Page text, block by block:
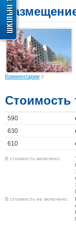
Комментарии 0
Стоимость
590
630
610
В стоимость включено:
В стоимость не включено: